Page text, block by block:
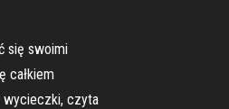
się swoimi
całkiem
wycieczki, czyta